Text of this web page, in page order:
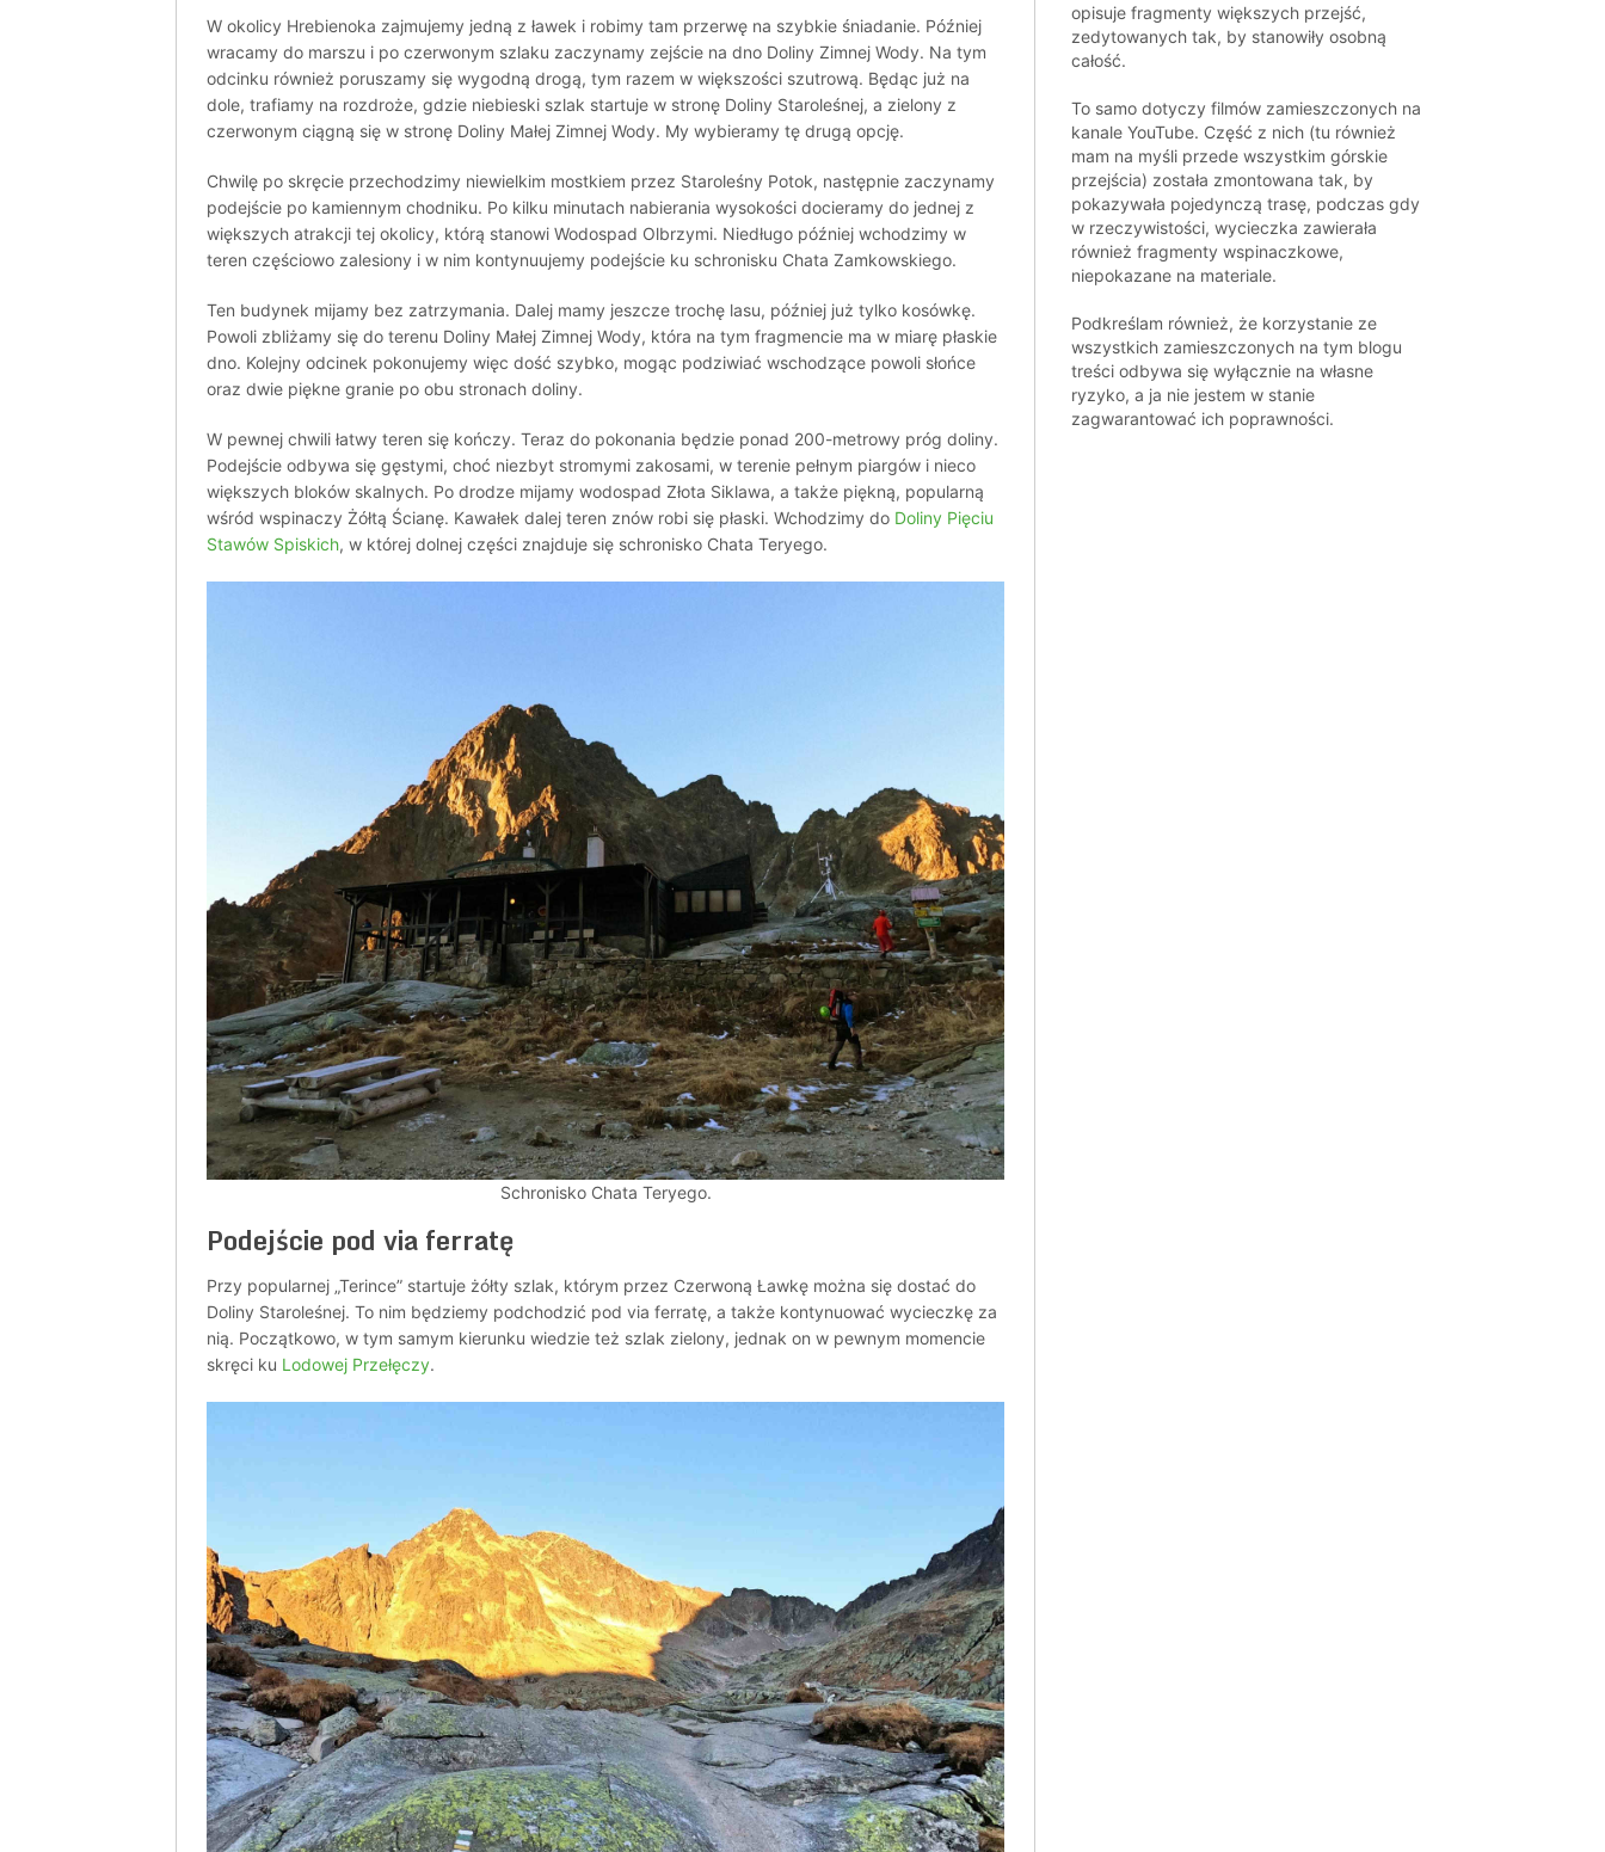
W okolicy Hrebienoka zajmujemy jedną z ławek i robimy tam przerwę na szybkie śniadanie. Później
wracamy do marszu i po czerwonym szlaku zaczynamy zejście na dno Doliny Zimnej Wody. Na tym
odcinku również poruszamy się wygodną drogą, tym razem w większości szutrową. Będąc już na
dole, trafiamy na rozdroże, gdzie niebieski szlak startuje w stronę Doliny Staroleśnej, a zielony z
czerwonym ciągną się w stronę Doliny Małej Zimnej Wody. My wybieramy tę drugą opcję.
Chwilę po skręcie przechodzimy niewielkim mostkiem przez Staroleśny Potok, następnie zaczynamy
podejście po kamiennym chodniku. Po kilku minutach nabierania wysokości docieramy do jednej z
większych atrakcji tej okolicy, którą stanowi Wodospad Olbrzymi. Niedługo później wchodzimy w
teren częściowo zalesiony i w nim kontynuujemy podejście ku schronisku Chata Zamkowskiego.
Ten budynek mijamy bez zatrzymania. Dalej mamy jeszcze trochę lasu, później już tylko kosówkę.
Powoli zbliżamy się do terenu Doliny Małej Zimnej Wody, która na tym fragmencie ma w miarę płaskie
dno. Kolejny odcinek pokonujemy więc dość szybko, mogąc podziwiać wschodzące powoli słońce
oraz dwie piękne granie po obu stronach doliny.
W pewnej chwili łatwy teren się kończy. Teraz do pokonania będzie ponad 200-metrowy próg doliny.
Podejście odbywa się gęstymi, choć niezbyt stromymi zakosami, w terenie pełnym piargów i nieco
większych bloków skalnych. Po drodze mijamy wodospad Złota Siklawa, a także piękną, popularną
wśród wspinaczy Żółtą Ścianę. Kawałek dalej teren znów robi się płaski. Wchodzimy do Doliny Pięciu
Stawów Spiskich, w której dolnej części znajduje się schronisko Chata Teryego.
Schronisko Chata Teryego.
Podejście pod via ferratę
Przy popularnej „Terince” startuje żółty szlak, którym przez Czerwoną Ławkę można się dostać do
Doliny Staroleśnej. To nim będziemy podchodzić pod via ferratę, a także kontynuować wycieczkę za
nią. Początkowo, w tym samym kierunku wiedzie też szlak zielony, jednak on w pewnym momencie
skręci ku Lodowej Przełęczy.
opisuje fragmenty większych przejść,
zedytowanych tak, by stanowiły osobną
całość.
To samo dotyczy filmów zamieszczonych na
kanale YouTube. Część z nich (tu również
mam na myśli przede wszystkim górskie
przejścia) została zmontowana tak, by
pokazywała pojedynczą trasę, podczas gdy
w rzeczywistości, wycieczka zawierała
również fragmenty wspinaczkowe,
niepokazane na materiale.
Podkreślam również, że korzystanie ze
wszystkich zamieszczonych na tym blogu
treści odbywa się wyłącznie na własne
ryzyko, a ja nie jestem w stanie
zagwarantować ich poprawności.